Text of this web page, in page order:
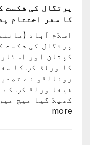
عظیم
ترین
کھلاڑیوں
میں
سے
ایک
کو
کھو
دیا:
بابر
اعظم
پرتگال کی شکست
کا سفر اختتام
پرتگال کی شکست
کپتان اور
کا ورلڈ کپ کا
رونالڈو نے
فیفا ورلڈ کپ
کھیلا گیا میچ
more
: